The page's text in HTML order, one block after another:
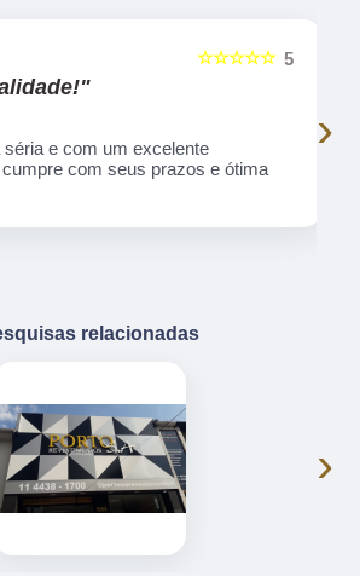
5
☆☆☆☆☆
e com um excelente
com seus prazos e ótima
›
relacionadas
›